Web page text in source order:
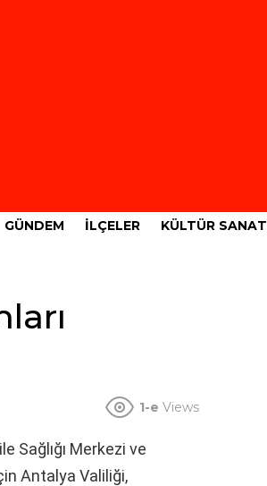
GÜNDEM İLÇELER KÜLTÜR SANAT
1-e Views
Sağlığı Merkezi ve
Antalya Valiliği,